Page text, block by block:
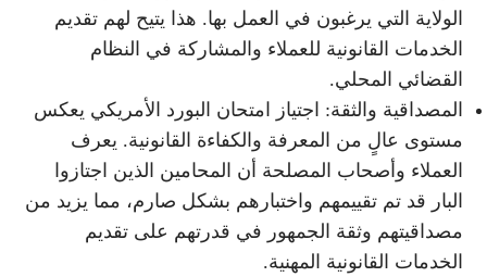
الولاية التي يرغبون في العمل بها. هذا يتيح لهم تقديم
الخدمات القانونية للعملاء والمشاركة في النظام
القضائي المحلي.
المصداقية والثقة: اجتياز امتحان البورد الأمريكي يعكس
مستوى عالٍ من المعرفة والكفاءة القانونية. يعرف
العملاء وأصحاب المصلحة أن المحامين الذين اجتازوا
البار قد تم تقييمهم واختبارهم بشكل صارم، مما يزيد من
مصداقيتهم وثقة الجمهور في قدرتهم على تقديم
الخدمات القانونية المهنية.